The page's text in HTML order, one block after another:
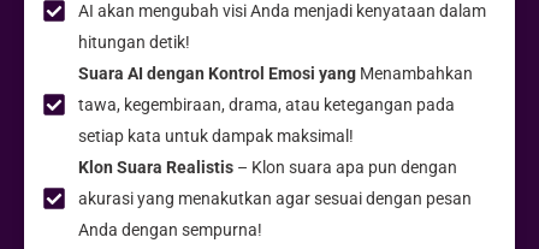
AI akan mengubah visi Anda menjadi kenyataan dalam
hitungan detik!
Suara AI dengan Kontrol Emosi yang Menambahkan
tawa, kegembiraan, drama, atau ketegangan pada
setiap kata untuk dampak maksimal!
Klon Suara Realistis – Klon suara apa pun dengan
akurasi yang menakutkan agar sesuai dengan pesan
Anda dengan sempurna!